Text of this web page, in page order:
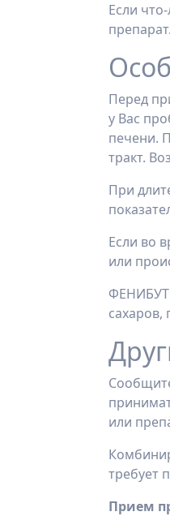
Если
Перед
у Вас
печени.
тракт.
При
Если во
или
ФЕНИБУТ
или
требует
Прием